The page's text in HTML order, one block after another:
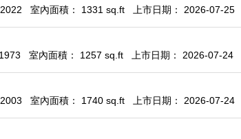
室內面積： 1331 sq.ft 上市日期： 2026-07-25
室內面積： 1257 sq.ft 上市日期： 2026-07-24
室內面積： 1740 sq.ft 上市日期： 2026-07-24